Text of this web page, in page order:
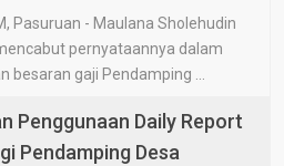
Pasuruan - Maulana Sholehudin
pernyataannya dalam
gaji Pendamping ...
Penggunaan Daily Report
Pendamping Desa